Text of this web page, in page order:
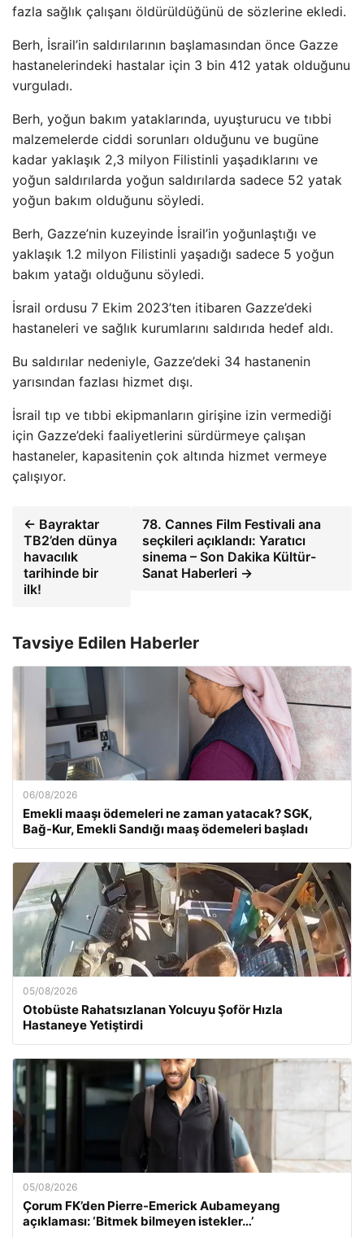
fazla sağlık çalışanı öldürüldüğünü de sözlerine ekledi.
Berh, İsrail’in saldırılarının başlamasından önce Gazze
hastanelerindeki hastalar için 3 bin 412 yatak olduğunu
vurguladı.
Berh, yoğun bakım yataklarında, uyuşturucu ve tıbbi
malzemelerde ciddi sorunları olduğunu ve bugüne
kadar yaklaşık 2,3 milyon Filistinli yaşadıklarını ve
yoğun saldırılarda yoğun saldırılarda sadece 52 yatak
yoğun bakım olduğunu söyledi.
Berh, Gazze’nin kuzeyinde İsrail’in yoğunlaştığı ve
yaklaşık 1.2 milyon Filistinli yaşadığı sadece 5 yoğun
bakım yatağı olduğunu söyledi.
İsrail ordusu 7 Ekim 2023’ten itibaren Gazze’deki
hastaneleri ve sağlık kurumlarını saldırıda hedef aldı.
Bu saldırılar nedeniyle, Gazze’deki 34 hastanenin
yarısından fazlası hizmet dışı.
İsrail tıp ve tıbbi ekipmanların girişine izin vermediği
için Gazze’deki faaliyetlerini sürdürmeye çalışan
hastaneler, kapasitenin çok altında hizmet vermeye
çalışıyor.
← Bayraktar
TB2’den dünya
havacılık
tarihinde bir
ilk!
78. Cannes Film Festivali ana
seçkileri açıklandı: Yaratıcı
sinema – Son Dakika Kültür-
Sanat Haberleri →
Tavsiye Edilen Haberler
06/08/2026
Emekli maaşı ödemeleri ne zaman yatacak? SGK,
Bağ-Kur, Emekli Sandığı maaş ödemeleri başladı
05/08/2026
Otobüste Rahatsızlanan Yolcuyu Şoför Hızla
Hastaneye Yetiştirdi
05/08/2026
Çorum FK’den Pierre-Emerick Aubameyang
açıklaması: ‘Bitmek bilmeyen istekler…’